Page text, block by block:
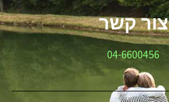
צור קשר
04-6600456